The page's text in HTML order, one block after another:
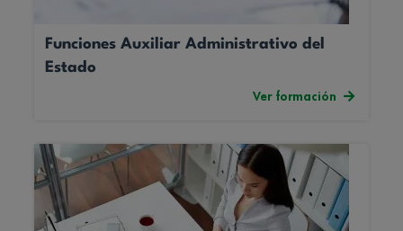
Funciones Auxiliar Administrativo del
Estado
Ver formación